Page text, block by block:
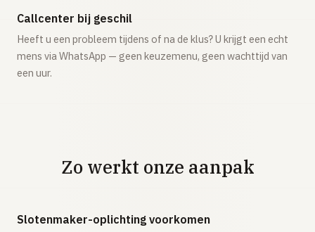
Callcenter bij geschil
Heeft u een probleem tijdens of na de klus? U krijgt een echt
mens via WhatsApp — geen keuzemenu, geen wachttijd van
een uur.
Zo werkt onze aanpak
Slotenmaker-oplichting voorkomen